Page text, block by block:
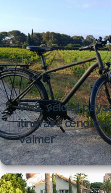
Vins, vélo et
itinéraire
Valmer